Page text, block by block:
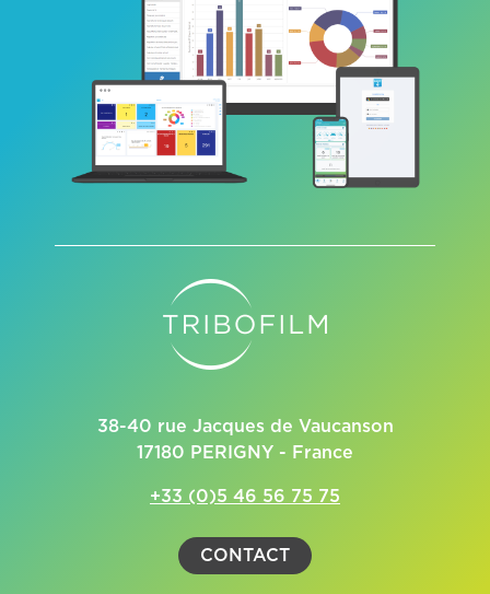
38-40 rue Jacques de Vaucanson
17180 PERIGNY - France
+33 (0)5 46 56 75 75
CONTACT